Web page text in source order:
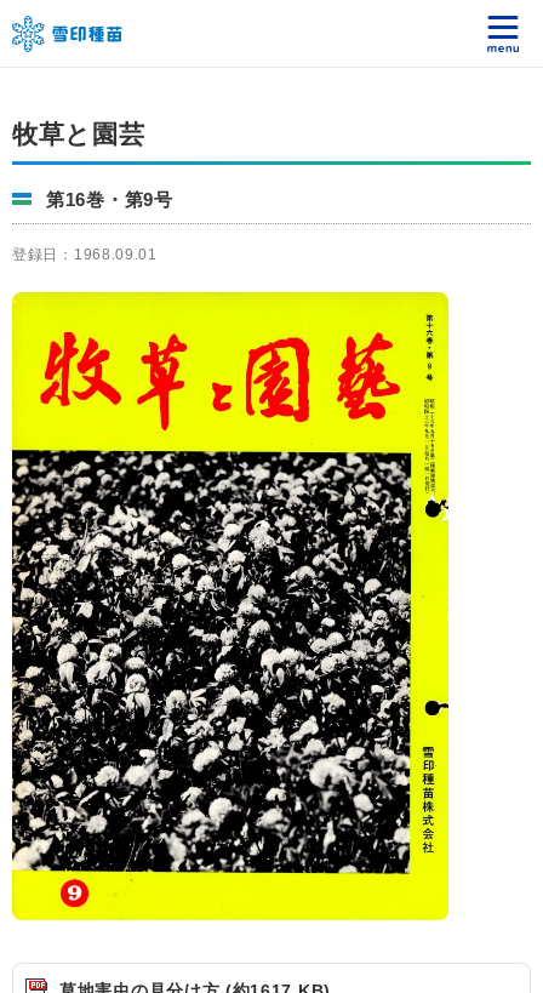
牧草と園芸
第16巻・第9号
登録日：1968.09.01